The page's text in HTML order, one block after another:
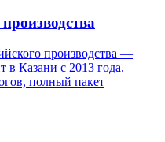
производства —
в Казани с 2013 года.
полный пакет